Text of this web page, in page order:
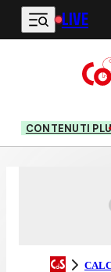
Vai al contenuto
LIVE
CONTENUTI